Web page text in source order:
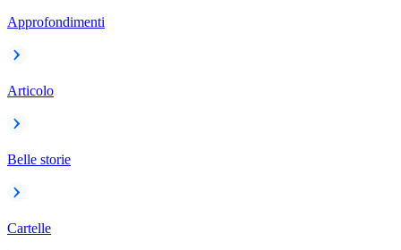
Approfondimenti
Articolo
Belle storie
Cartelle